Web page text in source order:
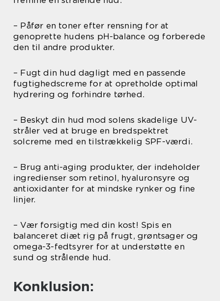
– Påfør en toner efter rensning for at
genoprette hudens pH-balance og forberede
den til andre produkter.
– Fugt din hud dagligt med en passende
fugtighedscreme for at opretholde optimal
hydrering og forhindre tørhed.
– Beskyt din hud mod solens skadelige UV-
stråler ved at bruge en bredspektret
solcreme med en tilstrækkelig SPF-værdi.
– Brug anti-aging produkter, der indeholder
ingredienser som retinol, hyaluronsyre og
antioxidanter for at mindske rynker og fine
linjer.
– Vær forsigtig med din kost! Spis en
balanceret diæt rig på frugt, grøntsager og
omega-3-fedtsyrer for at understøtte en
sund og strålende hud.
Konklusion: